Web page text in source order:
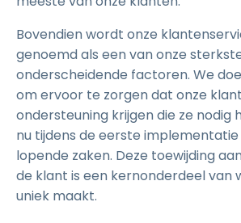
Bovendien wordt onze
genoemd als een van onze
onderscheidende factoren. We
om ervoor te zorgen dat onze
ondersteuning krijgen die ze nodig
nu tijdens de eerste implementatie
lopende zaken. Deze toewijding
de klant is een kernonderdeel van
uniek maakt.